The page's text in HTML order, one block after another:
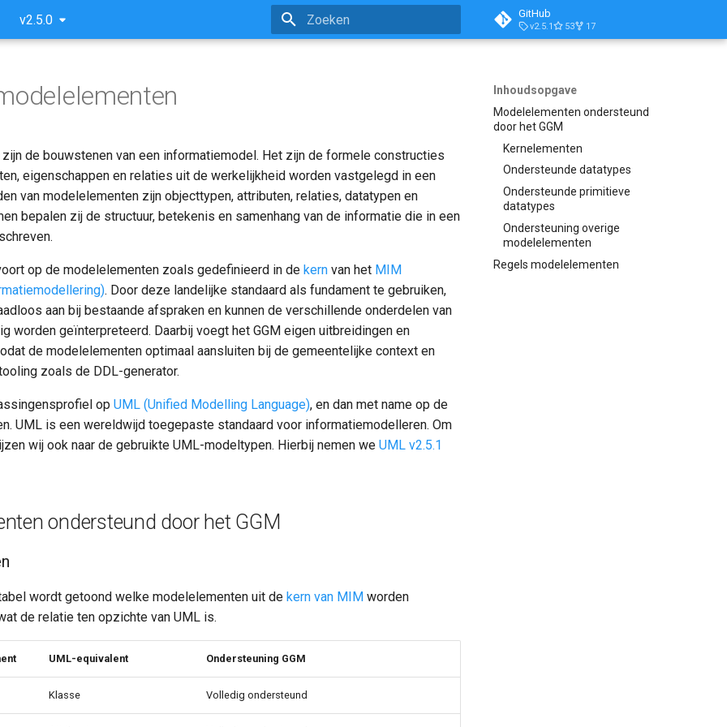
v2.5.0 GitHub
v2.5.1 53 17
Inhoudsopgave
Modelelementen ondersteund
door het GGM
Kernelementen
Ondersteunde datatypes
Ondersteunde primitieve
datatypes
Ondersteuning overige
modelelementen
Regels modelelementen
de bouwstenen van een informatiemodel. Het zijn de formele constructies
eigenschappen en relaties uit de werkelijkheid worden vastgelegd in een
van modelelementen zijn objecttypen, attributen, relaties, datatypen en
bepalen zij de structuur, betekenis en samenhang van de informatie die in een
op de modelelementen zoals gedefinieerd in de kern van het MIM
. Door deze landelijke standaard als fundament te gebruiken,
aan bij bestaande afspraken en kunnen de verschillende onderdelen van
worden geïnterpreteerd. Daarbij voegt het GGM eigen uitbreidingen en
de modelelementen optimaal aansluiten bij de gemeentelijke context en
zoals de DDL-generator.
op UML (Unified Modelling Language), en dan met name op de
UML is een wereldwijd toegepaste standaard voor informatiemodelleren. Om
wij ook naar de gebruikte UML-modeltypen. Hierbij nemen we UML v2.5.1
ondersteund door het GGM
wordt getoond welke modelelementen uit de kern van MIM worden
de relatie ten opzichte van UML is.
UML-equivalent Ondersteuning GGM
Klasse Volledig ondersteund